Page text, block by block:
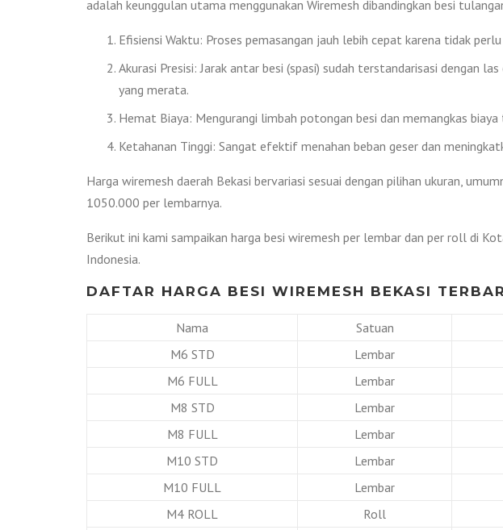
adalah keunggulan utama menggunakan Wiremesh dibandingkan besi
Efisiensi Waktu: Proses pemasangan jauh lebih cepat karena tidak
Akurasi Presisi: Jarak antar besi (spasi) sudah terstandarisasi dengan
yang merata.
Hemat Biaya: Mengurangi limbah potongan besi dan memangkas biaya
Ketahanan Tinggi: Sangat efektif menahan beban geser dan
Harga wiremesh daerah Bekasi bervariasi sesuai dengan pilihan ukuran,
1050.000 per lembarnya.
Berikut ini kami sampaikan harga besi wiremesh per lembar dan per roll di
Indonesia.
DAFTAR HARGA BESI WIREMESH BEKASI
Nama Satuan
M6 STD
Lembar
M6 FULL
Lembar
M8 STD
Lembar
M8 FULL
Lembar
M10 STD
Lembar
M10 FULL
Lembar
M4 ROLL
Roll